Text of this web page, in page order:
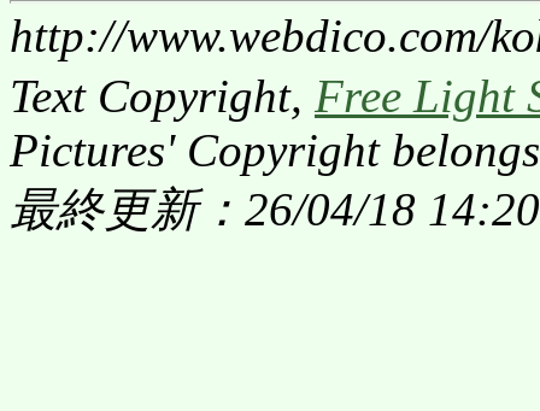
http://www.webdico.com/
Text Copyright, Free Light
Pictures' Copyright
最終更新：26/04/18 14:20